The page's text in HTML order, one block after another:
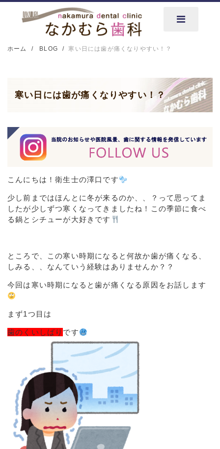
ホーム BLOG 寒い日には歯が痛くなりやすい！？
寒い日には歯が痛くなりやすい！？
こんにちは！衛生士の澤口です
少し前まではほんとに冬が来るのか、、？って思ってま
したが少しずつ寒くなってきましたね！この季節に食べ
る鍋とシチューが大好きです
ところで、この寒い時期になると何故か歯が痛くなる、
しみる、、なんていう経験はありませんか？？
今回は寒い時期になると歯が痛くなる原因をお話します
まず1つ目は
歯のくいしばり です